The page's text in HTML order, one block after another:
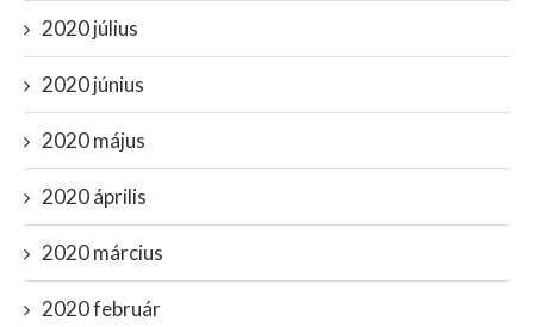
2020 július
2020 június
2020 május
2020 április
2020 március
2020 február